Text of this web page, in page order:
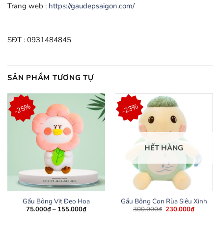
Trang web : https://gaudepsaigon.com/
SĐT : 0931484845
SẢN PHẨM TƯƠNG TỰ
-25%
Gấu Bông Vịt Đeo Hoa
75.000₫– 155.000₫Khoảng
-23%
HẾT HÀNG
Gấu Bông Con Rùa Siêu Xinh
300.000₫ Giá
230.000₫Giá
hiện